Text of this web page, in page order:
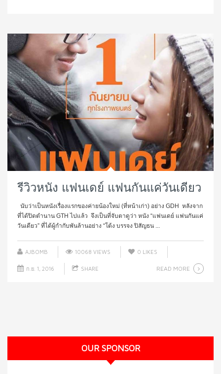
รีวิวหนัง แฟนเดย์ แฟนกันแค่วันเดียว
นับว่าเป็นหนังเรื่องแรกของค่ายน้องใหม่ (ที่หน้าเก่า) อย่าง GDH หลังจาก
ที่ได้ปิดตำนาน GTH ไปแล้ว จึงเป็นที่จับตาดูว่า หนัง “แฟนเดย์ แฟนกันแค่
วันเดียว” ที่ได้ผู้กำกับพันล้านอย่าง “โต้ง บรรจง ปิสัญธน ...
AJBOMB 10068 VIEWS 0 LIKES
ก.ย. 1, 2016 SHARE READ MORE
OUR SPONSOR